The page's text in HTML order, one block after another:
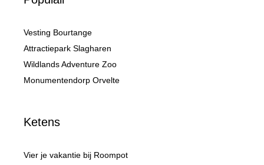
Vesting Bourtange
Attractiepark Slagharen
Wildlands Adventure Zoo
Monumentendorp Orvelte
Ketens
Vier je vakantie bij Roompot